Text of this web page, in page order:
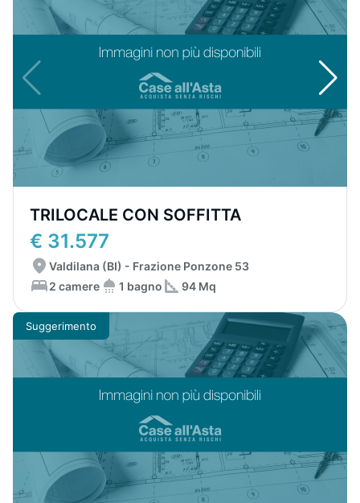
TRILOCALE CON SOFFITTA
€ 31.577
Valdilana (BI) - Frazione Ponzone 53
2 camere
1 bagno 94 Mq
Suggerimento